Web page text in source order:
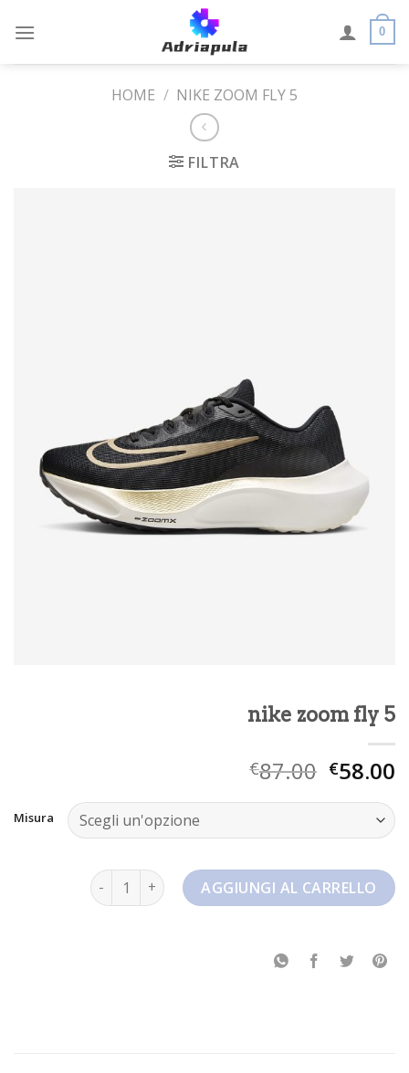
0
HOME / NIKE ZOOM FLY 5
FILTRA
nike zoom fly 5
€87.00 €58.00
Misura
nike zoom fly 5 quantitàAGGIUNGI AL CARRELLO